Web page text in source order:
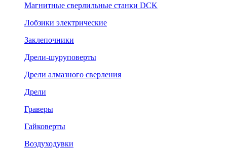
Магнитные сверлильные станки DCK
Лобзики электрические
Заклепочники
Дрели-шуруповерты
Дрели алмазного сверления
Дрели
Граверы
Гайковерты
Воздуходувки